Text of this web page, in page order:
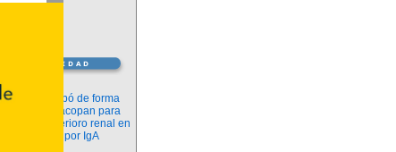
Novedades
La FDA aprobó de forma
definitiva iptacopan para
frenar el deterioro renal en
la nefropatía por IgA